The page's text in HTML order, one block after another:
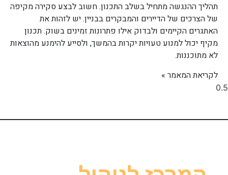
תהליך ההנגשה מתחיל בשלב התכנון. חשוב לבצע סקירה מקיפה
של הצרכים של הדיירים והמבקרים בבניין. יש לזהות את
האתגרים הקיימים ולבדוק אילו פתרונות זמינים בשוק. תכנון
מקיף יכול למנוע טעויות יקרות בהמשך, ולסייע להימנע מהוצאות
לא מתוכננות.
לקריאת המאמר »